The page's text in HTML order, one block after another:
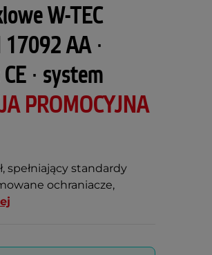
W-TEC
AA ∙
∙ system
PROMOCYJNA
spełniający standardy
ochraniacze,